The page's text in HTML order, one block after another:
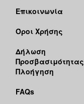
Επικοινωνία
Όροι Χρήσης
Δήλωση
Προσβασιμότητας
Πλοήγηση
FAQs